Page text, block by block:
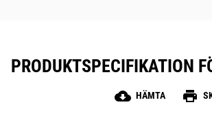
PRODUKTSPECIFIKATION
cloud_download HÄMTA print